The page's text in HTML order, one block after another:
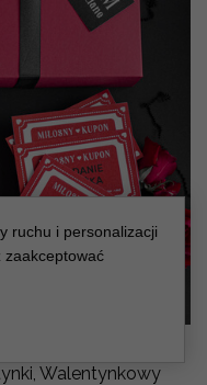
okazji Walentynek,
Walentynkowy
ruchu i personalizacji
zaakceptować